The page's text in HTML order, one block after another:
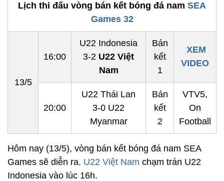
Lịch thi đấu vòng bán kết bóng đá nam SEA
Games 32
13/5
16:00
U22 Indonesia
3-2 U22 Việt
Nam
Bán
kết
1
XEM
VIDEO
20:00
U22 Thái Lan
3-0 U22
Myanmar
Bán
kết
2
VTV5,
On
Football
Hôm nay (13/5), vòng bán kết bóng đá nam SEA
Games sẽ diễn ra. U22 Việt Nam chạm trán U22
Indonesia vào lúc 16h.